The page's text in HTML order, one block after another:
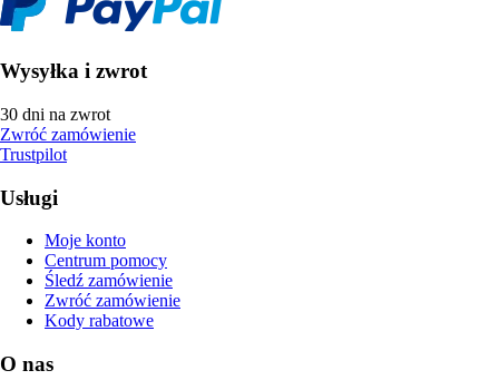
Wysyłka i zwrot
30 dni na zwrot
Zwróć zamówienie
Trustpilot
Usługi
Moje konto
Centrum pomocy
Śledź zamówienie
Zwróć zamówienie
Kody rabatowe
O nas